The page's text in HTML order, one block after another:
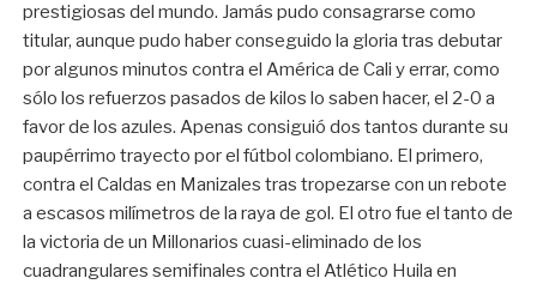
prestigiosas del mundo. Jamás pudo consagrarse como
titular, aunque pudo haber conseguido la gloria tras debutar
por algunos minutos contra el América de Cali y errar, como
sólo los refuerzos pasados de kilos lo saben hacer, el 2-0 a
favor de los azules. Apenas consiguió dos tantos durante su
paupérrimo trayecto por el fútbol colombiano. El primero,
contra el Caldas en Manizales tras tropezarse con un rebote
a escasos milímetros de la raya de gol. El otro fue el tanto de
la victoria de un Millonarios cuasi-eliminado de los
cuadrangulares semifinales contra el Atlético Huila en